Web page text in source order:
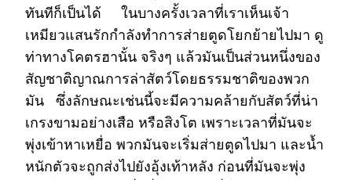
ทันทีก็เป็นได้ ในบางครั้งเวลาที่เราเห็นเจ้า
เหมียวแสนรักกำลังทำการส่ายตูดโยกย้ายไปมา ดู
ท่าทางโคตรฮานั้น จริงๆ แล้วมันเป็นส่วนหนึ่งของ
สัญชาติญาณการล่าสัตว์โดยธรรมชาติของพวก
มัน ซึ่งลักษณะเช่นนี้จะมีความคล้ายกับสัตว์ที่น่า
เกรงขามอย่างเสือ หรือสิงโต เพราะเวลาที่มันจะ
พุ่งเข้าหาเหยื่อ พวกมันจะเริ่มส่ายตูดไปมา และน้ำ
หนักตัวจะถูกส่งไปยังอุ้งเท้าหลัง ก่อนที่มันจะพุ่ง